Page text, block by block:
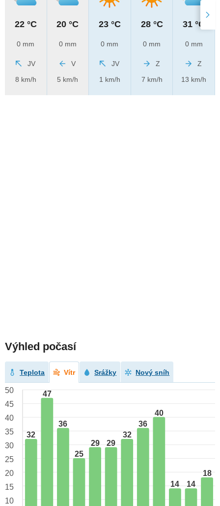
22 °C
0 mm
JV
8 km/h
20 °C
0 mm
V
5 km/h
23 °C
0 mm
JV
1 km/h
28 °C
0 mm
Z
7 km/h
31 °C
0 mm
Z
13 km/h
Výhled počasí
Teplota Vítr Srážky Nový sníh
32
47
36
25
29 29
32
36
40
14 14
18
50
45
40
35
30
25
20
15
10